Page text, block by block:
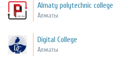
Almaty polytechnic college
Алматы
Digital College
Алматы